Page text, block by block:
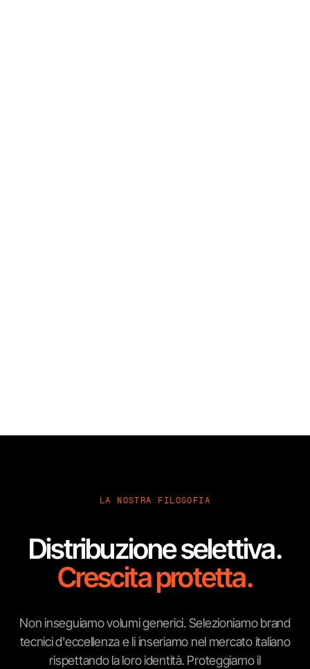
LA NOSTRA FILOSOFIA
Distribuzione selettiva.
Crescita protetta.
Non inseguiamo volumi generici. Selezioniamo brand
tecnici d'eccellenza e li inseriamo nel mercato italiano
rispettando la loro identità. Proteggiamo il